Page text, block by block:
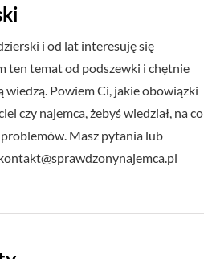
i od lat interesuję się
ten temat od podszewki i chętnie
wiedzą. Powiem Ci, jakie obowiązki
czy najemca, żebyś wiedział, na co
Masz pytania lub